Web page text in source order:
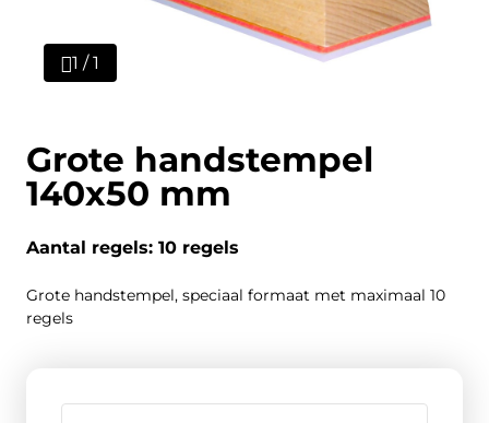
1 / 1
Grote handstempel
140x50 mm
Aantal regels: 10 regels
Grote handstempel, speciaal formaat met maximaal 10
regels